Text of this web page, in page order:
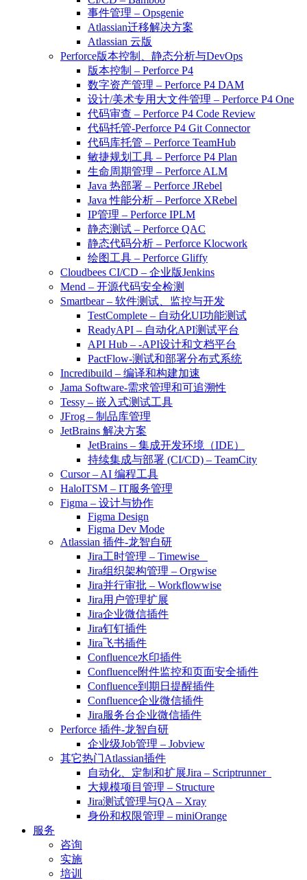
事件管理 – Opsgenie
Atlassian迁移解决方案
Atlassian 云版
Perforce版本控制、静态分析与DevOps
版本控制 – Perforce P4
数字资产管理 – Perforce P4 DAM
设计/美术专用大文件管理 – Perforce P4 One
代码审查 – Perforce P4 Code Review
代码托管-Perforce P4 Git Connector
代码库托管 – Perforce TeamHub
敏捷规划工具 – Perforce P4 Plan
生命周期管理 – Perforce ALM
Java 热部署 – Perforce JRebel
Java 性能分析 – Perforce XRebel
IP管理 – Perforce IPLM
静态测试 – Perforce QAC
静态代码分析 – Perforce Klocwork
绘图工具 – Perforce Gliffy
Cloudbees CI/CD – 企业版Jenkins
Mend – 开源代码安全检测
Smartbear – 软件测试、监控与开发
TestComplete – 自动化UI功能测试
ReadyAPI – 自动化API测试平台
API Hub – -API设计和文档平台
PactFlow-测试和部署分布式系统
Incredibuild – 编译和构建加速
Jama Software-需求管理和可追溯性
Tessy – 嵌入式测试工具
JFrog – 制品库管理
JetBrains 解决方案
JetBrains – 集成开发环境（IDE）
持续集成与部署 (CI/CD) – TeamCity
Cursor – AI 编程工具
HaloITSM – IT服务管理
Figma – 设计与协作
Figma Design
Figma Dev Mode
Atlassian 插件-龙智自研
Jira工时管理 – Timewise
Jira组织架构管理 – Orgwise
Jira并行审批 – Workflowwise
Jira用户管理扩展
Jira企业微信插件
Jira钉钉插件
Jira飞书插件
Confluence水印插件
Confluence附件监控和页面安全插件
Confluence到期日提醒插件
Confluence企业微信插件
Jira服务台企业微信插件
Perforce 插件-龙智自研
企业级Job管理 – Jobview
其它热门Atlassian插件
自动化、定制和扩展Jira – Scriptrunner
大规模项目管理 – Structure
Jira测试管理与QA – Xray
身份和权限管理 – miniOrange
服务
咨询
实施
培训